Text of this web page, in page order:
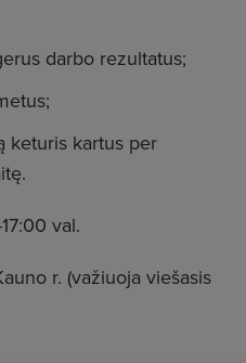
darbo rezultatus;
keturis kartus per
val.
r. (važiuoja viešasis